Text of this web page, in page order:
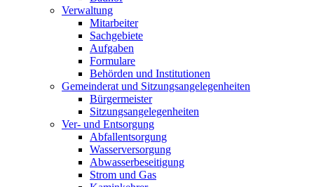
Verwaltung
Mitarbeiter
Sachgebiete
Aufgaben
Formulare
Behörden und Institutionen
Gemeinderat und Sitzungsangelegenheiten
Bürgermeister
Sitzungsangelegenheiten
Ver- und Entsorgung
Abfallentsorgung
Wasserversorgung
Abwasserbeseitigung
Strom und Gas